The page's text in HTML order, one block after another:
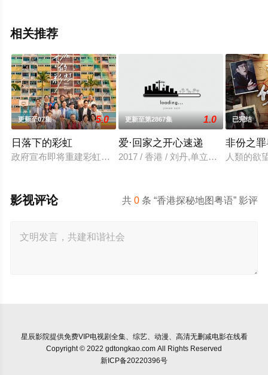
相关推荐
更新至07集 5.0
日落下的彩虹
政府宣布即将重建彩虹邨──这条超过60年的名牌屋邨，满载香
更新至第2867集 1.0
爱·回家之开心速递
2017 / 香港 / 刘丹,单立文,汤盈盈,吕
已完结
非份之
人類的欲
共0 条 “香港探秘地图粤语” 影评
影视评论
星辰影院提供免费VIP电视剧全集、综艺、动漫、高清无删减电影在线看
Copyright © 2022 gdtongkao.com All Rights Reserved
新ICP备20220396号